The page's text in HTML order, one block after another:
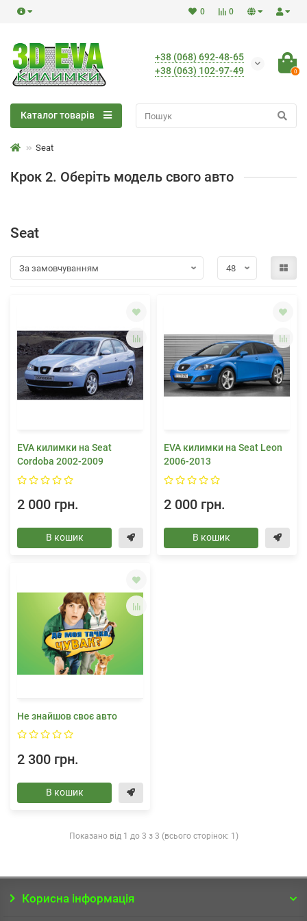
0
0
+38 (068) 692-48-65
+38 (063) 102-97-49
0
Каталог товарів
Seat
Крок 2. Оберіть модель свого авто
Seat
EVA килимки на Seat
Cordoba 2002-2009
2 000 грн.
В кошик
EVA килимки на Seat Leon
2006-2013
2 000 грн.
В кошик
Не знайшов своє авто
2 300 грн.
В кошик
Показано від 1 до 3 з 3 (всього сторінок: 1)
Корисна інформація